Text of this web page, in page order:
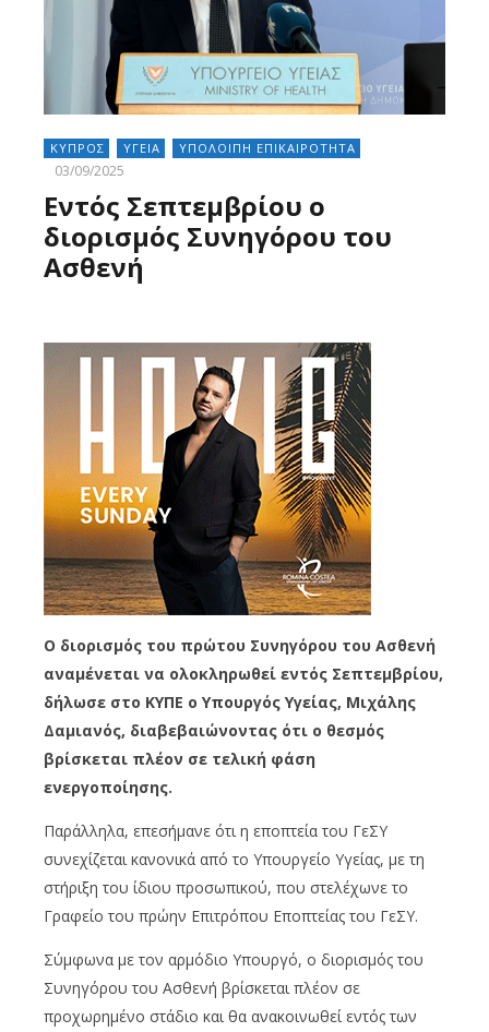
ΚΥΠΡΟΣ ΥΓΕΙΑ ΥΠΟΛΟΙΠΗ ΕΠΙΚΑΙΡΟΤΗΤΑ
03/09/2025
Εντός Σεπτεμβρίου ο
διορισμός Συνηγόρου του
Ασθενή
Ο διορισμός του πρώτου Συνηγόρου του Ασθενή
αναμένεται να ολοκληρωθεί εντός Σεπτεμβρίου,
δήλωσε στο ΚΥΠΕ ο Υπουργός Υγείας, Μιχάλης
Δαμιανός, διαβεβαιώνοντας ότι ο θεσμός
βρίσκεται πλέον σε τελική φάση
ενεργοποίησης.
Παράλληλα, επεσήμανε ότι η εποπτεία του ΓεΣΥ
συνεχίζεται κανονικά από το Υπουργείο Υγείας, με τη
στήριξη του ίδιου προσωπικού, που στελέχωνε το
Γραφείο του πρώην Επιτρόπου Εποπτείας του ΓεΣΥ.
Σύμφωνα με τον αρμόδιο Υπουργό, ο διορισμός του
Συνηγόρου του Ασθενή βρίσκεται πλέον σε
προχωρημένο στάδιο και θα ανακοινωθεί εντός των